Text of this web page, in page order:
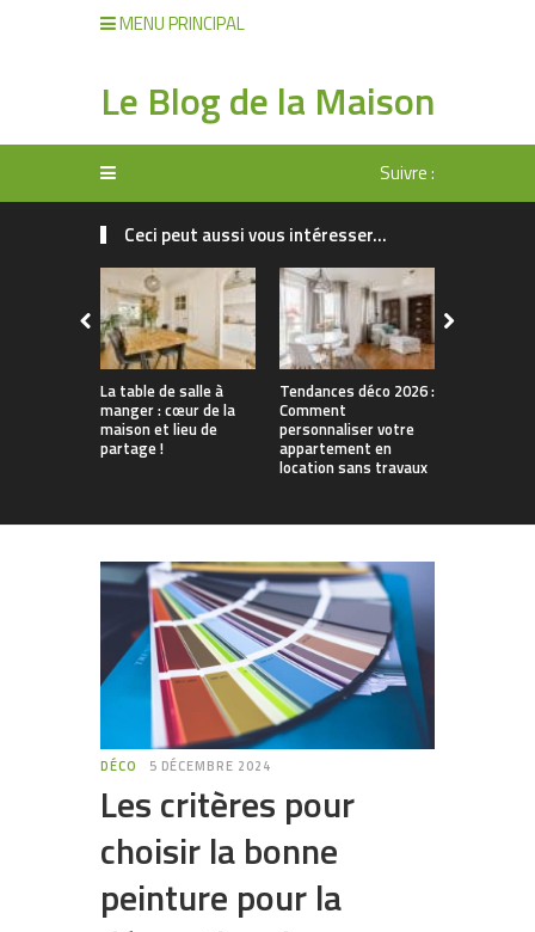
MENU PRINCIPAL
Le Blog de la Maison
Suivre :
Ceci peut aussi vous intéresser...
La table de salle à
manger : cœur de la
maison et lieu de
partage !
Tendances déco 2026 :
Comment
personnaliser votre
appartement en
location sans travaux
DÉCO 5 DÉCEMBRE 2024
Les critères pour
choisir la bonne
peinture pour la